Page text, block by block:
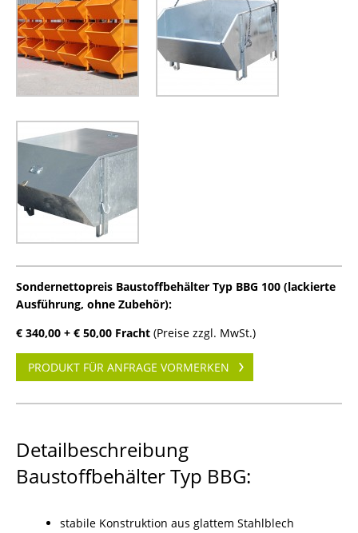
Sondernettopreis Baustoffbehälter Typ BBG 100 (lackierte
Ausführung, ohne Zubehör):
€ 340,00 + € 50,00 Fracht (Preise zzgl. MwSt.)
PRODUKT FÜR ANFRAGE VORMERKEN
Detailbeschreibung
Baustoffbehälter Typ BBG:
stabile Konstruktion aus glattem Stahlblech